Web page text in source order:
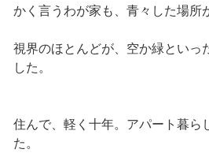
かく言うわが家も、青々した場所
視界のほとんどが、空か緑といっ
した。
住んで、軽く十年。アパート暮ら
た。